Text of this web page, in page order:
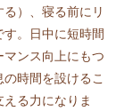
）、寝る前にリ
。日中に短時間
ンス向上にもつ
時間を設けるこ
る力になりま